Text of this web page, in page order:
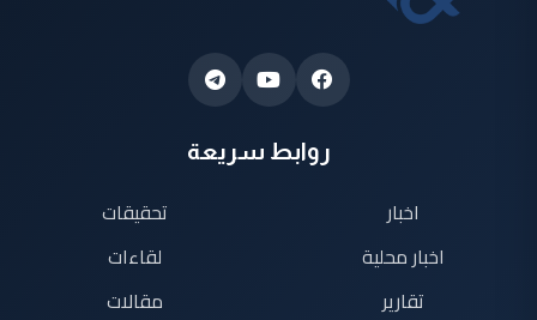
روابط سريعة
اخبار
اخبار محلية
تقارير
تحقيقات
لقاءات
مقالات